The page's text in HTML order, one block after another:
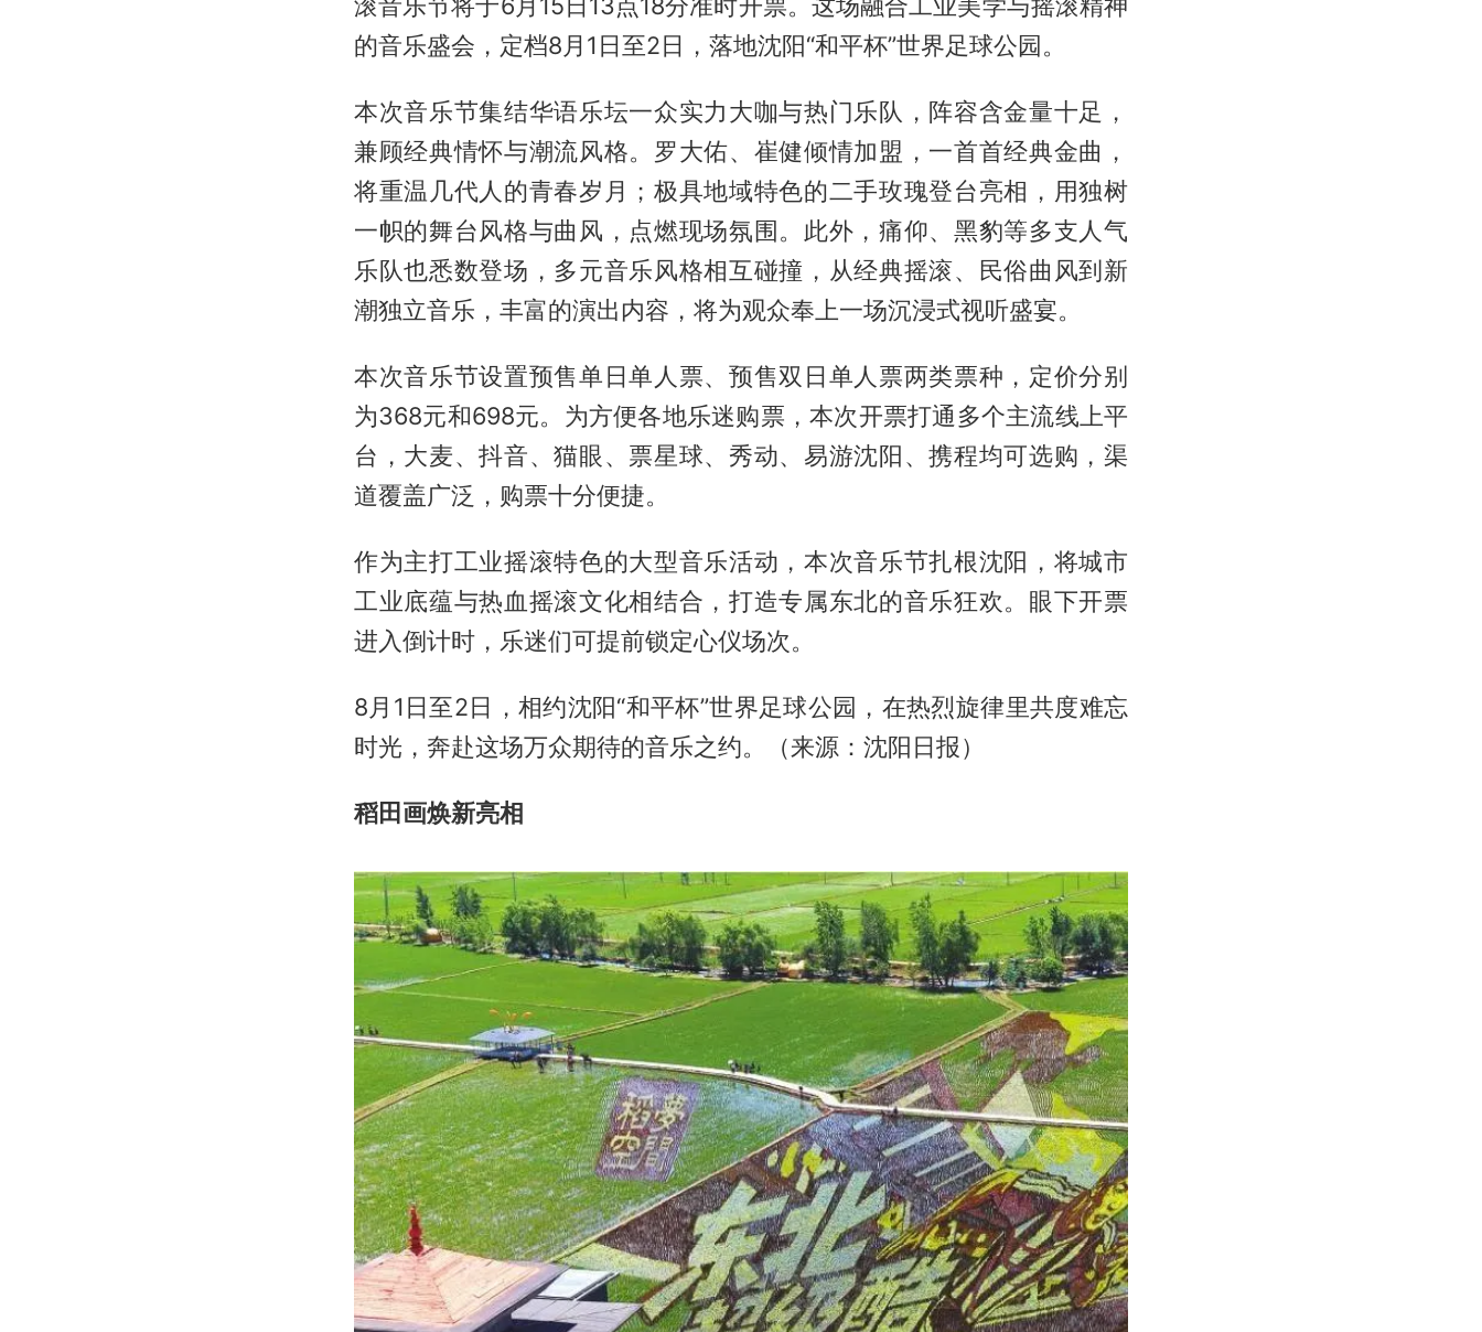
滚音乐节将于6月15日13点18分准时开票。这场融合工业美学与摇滚精神
的音乐盛会，定档8月1日至2日，落地沈阳“和平杯”世界足球公园。
本次音乐节集结华语乐坛一众实力大咖与热门乐队，阵容含金量十足，
兼顾经典情怀与潮流风格。罗大佑、崔健倾情加盟，一首首经典金曲，
将重温几代人的青春岁月；极具地域特色的二手玫瑰登台亮相，用独树
一帜的舞台风格与曲风，点燃现场氛围。此外，痛仰、黑豹等多支人气
乐队也悉数登场，多元音乐风格相互碰撞，从经典摇滚、民俗曲风到新
潮独立音乐，丰富的演出内容，将为观众奉上一场沉浸式视听盛宴。
本次音乐节设置预售单日单人票、预售双日单人票两类票种，定价分别
为368元和698元。为方便各地乐迷购票，本次开票打通多个主流线上平
台，大麦、抖音、猫眼、票星球、秀动、易游沈阳、携程均可选购，渠
道覆盖广泛，购票十分便捷。
作为主打工业摇滚特色的大型音乐活动，本次音乐节扎根沈阳，将城市
工业底蕴与热血摇滚文化相结合，打造专属东北的音乐狂欢。眼下开票
进入倒计时，乐迷们可提前锁定心仪场次。
8月1日至2日，相约沈阳“和平杯”世界足球公园，在热烈旋律里共度难忘
时光，奔赴这场万众期待的音乐之约。（来源：沈阳日报）
稻田画焕新亮相